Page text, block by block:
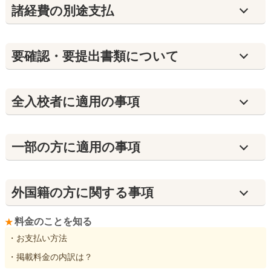
諸経費の別途支払
要確認・要提出書類について
全入校者に適用の事項
⼀部の方に適用の事項
外国籍の方に関する事項
料金のことを知る
・お支払い方法
・掲載料金の内訳は？